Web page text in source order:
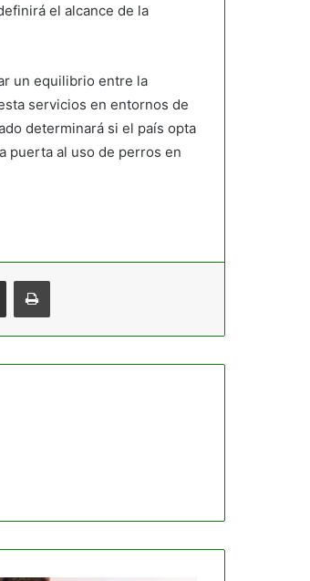
el alcance de la
un equilibrio entre la
servicios en entornos de
determinará si el país opta
puerta al uso de perros en
Compartir por correo electrónicoImprimir